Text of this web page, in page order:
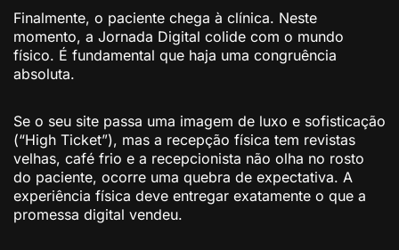
Finalmente, o paciente chega à clínica. Neste
momento, a Jornada Digital colide com o mundo
físico. É fundamental que haja uma congruência
absoluta.
Se o seu site passa uma imagem de luxo e sofisticação
(“High Ticket”), mas a recepção física tem revistas
velhas, café frio e a recepcionista não olha no rosto
do paciente, ocorre uma quebra de expectativa. A
experiência física deve entregar exatamente o que a
promessa digital vendeu.